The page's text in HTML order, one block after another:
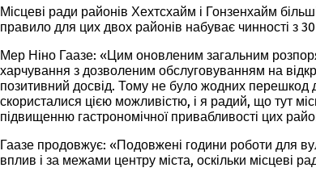
Місцеві ради районів Хехтсхайм і Гонзенхайм
правило для цих двох районів набуває чинності з 30
Мер Ніно Гаазе: «Цим оновленим загальним
харчування з дозволеним обслуговуванням на
позитивний досвід. Тому не було жодних перешкод
скористалися цією можливістю, і я радий, що тут
підвищенню гастрономічної привабливості цих
Гаазе продовжує: «Подовжені години роботи для
вплив і за межами центру міста, оскільки місцеві